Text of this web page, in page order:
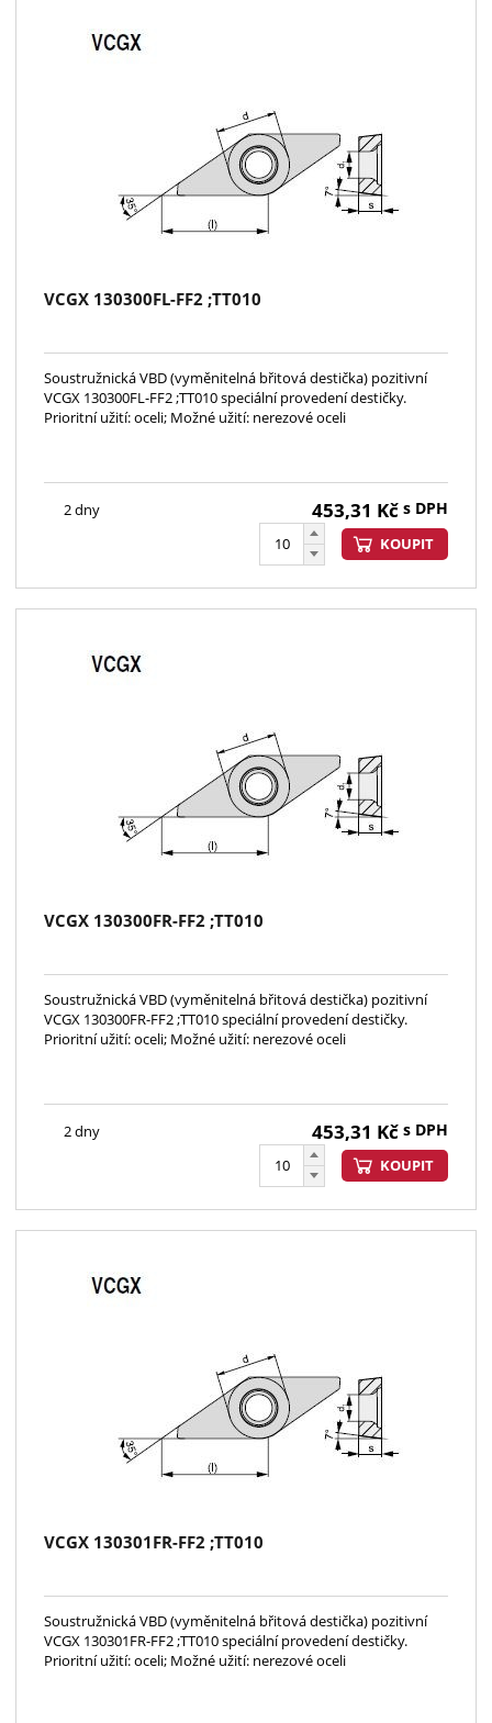
VCGX 130300FL-FF2 ;TT010
Soustružnická VBD (vyměnitelná břitová destička) pozitivní
VCGX 130300FL-FF2 ;TT010 speciální provedení destičky.
Prioritní užití: oceli; Možné užití: nerezové oceli
2 dny 453,31 Kč s DPH
KOUPIT
VCGX 130300FR-FF2 ;TT010
Soustružnická VBD (vyměnitelná břitová destička) pozitivní
VCGX 130300FR-FF2 ;TT010 speciální provedení destičky.
Prioritní užití: oceli; Možné užití: nerezové oceli
2 dny 453,31 Kč s DPH
KOUPIT
VCGX 130301FR-FF2 ;TT010
Soustružnická VBD (vyměnitelná břitová destička) pozitivní
VCGX 130301FR-FF2 ;TT010 speciální provedení destičky.
Prioritní užití: oceli; Možné užití: nerezové oceli